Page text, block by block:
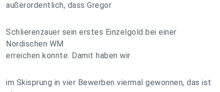
außerordentlich, dass Gregor
Schlierenzauer sein erstes Einzelgold bei einer
Nordischen WM
erreichen konnte. Damit haben wir
im Skisprung in vier Bewerben viermal gewonnen, das ist